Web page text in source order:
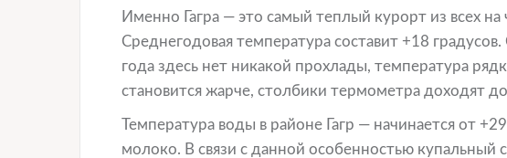
Именно Гагра — это самый теплый курорт из всех
Среднегодовая температура составит +18
года здесь нет никакой прохлады, температура
становится жарче, столбики термометра доходят
Температура воды в районе Гагр — начинается от
молоко. В связи с данной особенностью купальный